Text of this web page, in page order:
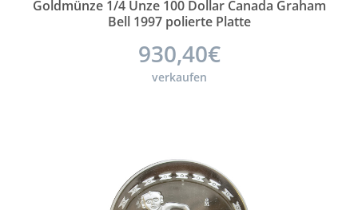
Goldmünze 1/4 Unze 100 Dollar Canada Graham
Bell 1997 polierte Platte
930,40€
verkaufen